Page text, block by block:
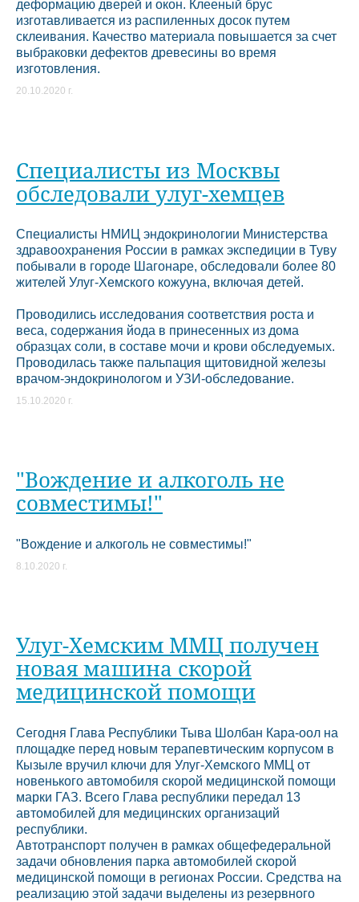
деформацию дверей и окон. Клееный брус
изготавливается из распиленных досок путем
склеивания. Качество материала повышается за счет
выбраковки дефектов древесины во время
изготовления.
20.10.2020 г.
Специалисты из Москвы
обследовали улуг-хемцев
Специалисты НМИЦ эндокринологии Министерства
здравоохранения России в рамках экспедиции в Туву
побывали в городе Шагонаре, обследовали более 80
жителей Улуг-Хемского кожууна, включая детей.
Проводились исследования соответствия роста и
веса, содержания йода в принесенных из дома
образцах соли, в составе мочи и крови обследуемых.
Проводилась также пальпация щитовидной железы
врачом-эндокринологом и УЗИ-обследование.
15.10.2020 г.
"Вождение и алкоголь не
совместимы!"
"Вождение и алкоголь не совместимы!"
8.10.2020 г.
Улуг-Хемским ММЦ получен
новая машина скорой
медицинской помощи
Сегодня Глава Республики Тыва Шолбан Кара-оол на
площадке перед новым терапевтическим корпусом в
Кызыле вручил ключи для Улуг-Хемского ММЦ от
новенького автомобиля скорой медицинской помощи
марки ГАЗ. Всего Глава республики передал 13
автомобилей для медицинских организаций
республики.
Автотранспорт получен в рамках общефедеральной
задачи обновления парка автомобилей скорой
медицинской помощи в регионах России. Средства на
реализацию этой задачи выделены из резервного